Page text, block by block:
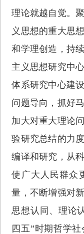
理论就越自觉。
义思想的重大思
和学理创造，持
主义思想研究中
体系研究中心建
问题导向，抓好
加大对重大理论
验研究总结的力
编译和研究，从
使广大人民群众
量，不断增强对
思想认同、理论
四五”时期哲学